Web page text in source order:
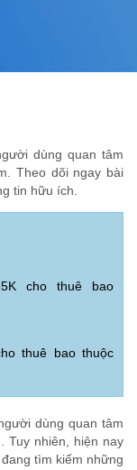
dùng quan tâm
Theo dõi ngay bài
tin hữu ích.
cho thuê bao
thuê bao thuộc
dùng quan tâm
Tuy nhiên, hiện nay
tìm kiếm những